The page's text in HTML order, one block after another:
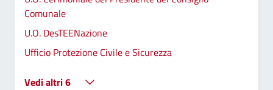
Comunale
U.O. DesTEENazione
Ufficio Protezione Civile e Sicurezza
Vedi altri 6